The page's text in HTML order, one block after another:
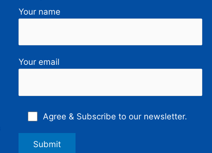
Your name
Your email
Agree & Subscribe to our newsletter.